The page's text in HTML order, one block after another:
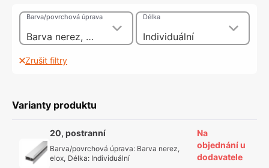
Barva nerez, elox
Barva/povrchová úprava
Individuální
Délka
Zrušit filtry
Varianty produktu
20, postranní
Barva/povrchová úprava: Barva nerez,
elox, Délka: Individuální
Na
objednání u
dodavatele